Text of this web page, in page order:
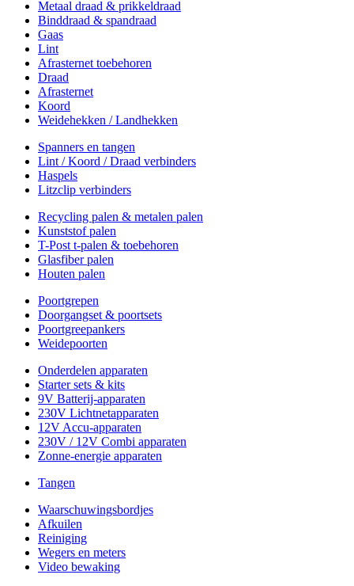
Metaal draad & prikkeldraad
Binddraad & spandraad
Gaas
Lint
Afrasternet toebehoren
Draad
Afrasternet
Koord
Weidehekken / Landhekken
Spanners en tangen
Lint / Koord / Draad verbinders
Haspels
Litzclip verbinders
Recycling palen & metalen palen
Kunststof palen
T-Post t-palen & toebehoren
Glasfiber palen
Houten palen
Poortgrepen
Doorgangset & poortsets
Poortgreepankers
Weidepoorten
Onderdelen apparaten
Starter sets & kits
9V Batterij-apparaten
230V Lichtnetapparaten
12V Accu-apparaten
230V / 12V Combi apparaten
Zonne-energie apparaten
Tangen
Waarschuwingsbordjes
Afkuilen
Reiniging
Wegers en meters
Video bewaking